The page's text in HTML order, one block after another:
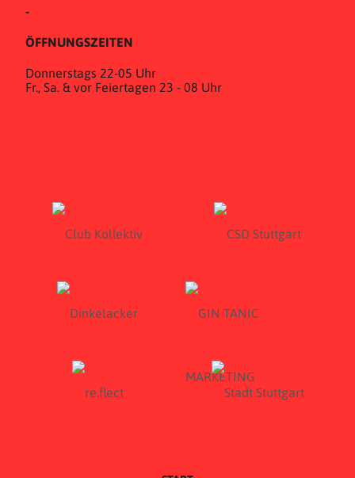
-
ÖFFNUNGSZEITEN
Donnerstags 22-05 Uhr
Fr., Sa. & vor Feiertagen 23 - 08 Uhr